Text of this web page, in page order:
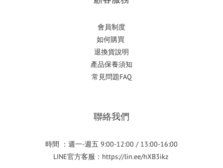
會員制度
如何購買
退換貨說明
產品保養須知
常見問題FAQ
聯絡我們
時間 ：週一-週五 9:00-12:00 / 13:00-16:00
LINE官方客服： https://lin.ee/hXB3ikz